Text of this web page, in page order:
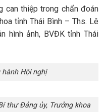
can thiệp trong chẩn đoán
tỉnh Thái Bình – Ths. Lê
hình ảnh, BVĐK tỉnh Thái
Hội nghị
thư Đảng ủy, Trưởng khoa